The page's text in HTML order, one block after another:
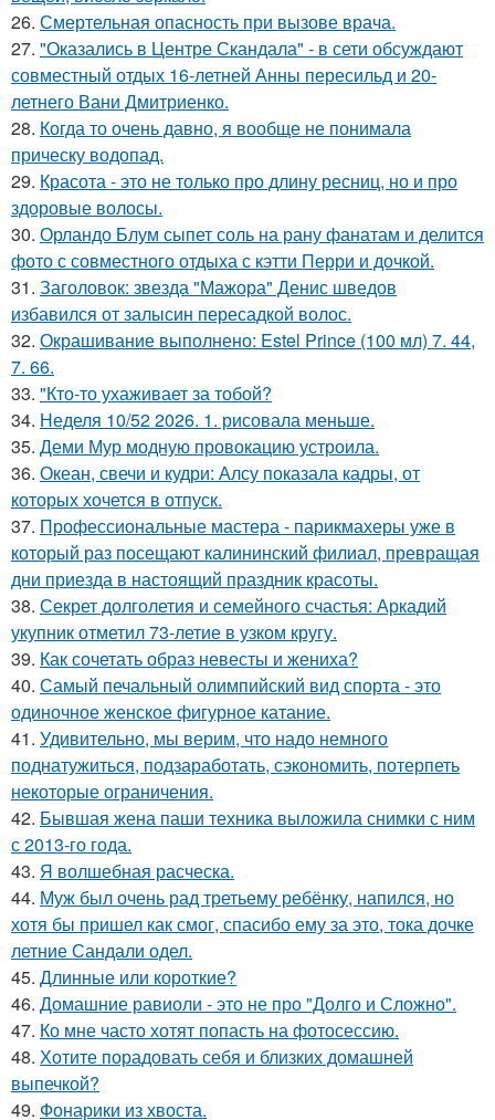
26. Смертельная опасность при вызове врача.
27. "Оказались в Центре Скандала" - в сети обсуждают
совместный отдых 16-летней Анны пересильд и 20-
летнего Вани Дмитриенко.
28. Когда то очень давно, я вообще не понимала
прическу водопад.
29. Красота - это не только про длину ресниц, но и про
здоровые волосы.
30. Орландо Блум сыпет соль на рану фанатам и делится
фото с совместного отдыха с кэтти Перри и дочкой.
31. Заголовок: звезда "Мажора" Денис шведов
избавился от залысин пересадкой волос.
32. Окрашивание выполнено: Estel Prince (100 мл) 7. 44,
7. 66.
33. "Кто-то ухаживает за тобой?
34. Неделя 10/52 2026. 1. рисовала меньше.
35. Деми Мур модную провокацию устроила.
36. Океан, свечи и кудри: Алсу показала кадры, от
которых хочется в отпуск.
37. Профессиональные мастера - парикмахеры уже в
который раз посещают калининский филиал, превращая
дни приезда в настоящий праздник красоты.
38. Секрет долголетия и семейного счастья: Аркадий
укупник отметил 73-летие в узком кругу.
39. Как сочетать образ невесты и жениха?
40. Самый печальный олимпийский вид спорта - это
одиночное женское фигурное катание.
41. Удивительно, мы верим, что надо немного
поднатужиться, подзаработать, сэкономить, потерпеть
некоторые ограничения.
42. Бывшая жена паши техника выложила снимки с ним
с 2013-го года.
43. Я волшебная расческа.
44. Муж был очень рад третьему ребёнку, напился, но
хотя бы пришел как смог, спасибо ему за это, тока дочке
летние Сандали одел.
45. Длинные или короткие?
46. Домашние равиоли - это не про "Долго и Сложно".
47. Ко мне часто хотят попасть на фотосессию.
48. Хотите порадовать себя и близких домашней
выпечкой?
49. Фонарики из хвоста.